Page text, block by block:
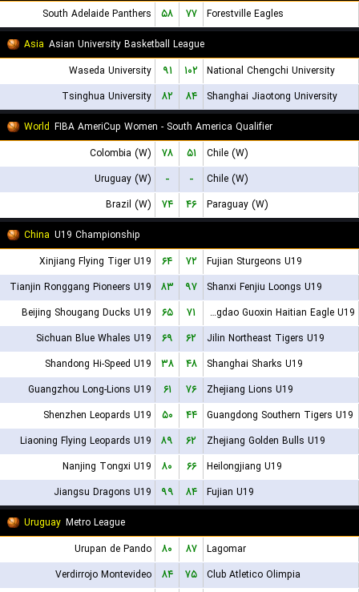
South Adelaide Panthers
۵۸ ۷۷
Forestville Eagles
Asia Asian University Basketball League
Waseda University
۹۱ ۱۰۲
National Chengchi University
Tsinghua University
۸۲ ۸۴
Shanghai Jiaotong University
World FIBA AmeriCup Women - South America Qualifier
Colombia (W)
۷۸ ۵۱
Chile (W)
Uruguay (W)
- -
Chile (W)
Brazil (W)
۷۴ ۴۶
Paraguay (W)
China U19 Championship
Xinjiang Flying Tiger U19
۶۴ ۷۲
Fujian Sturgeons U19
Tianjin Ronggang Pioneers U19
۸۳ ۹۷
Shanxi Fenjiu Loongs U19
Beijing Shougang Ducks U19
۶۵ ۷۱
Qingdao Guoxin Haitian Eagle U19
Sichuan Blue Whales U19
۶۹ ۶۲
Jilin Northeast Tigers U19
Shandong Hi-Speed U19
۳۸ ۴۸
Shanghai Sharks U19
Guangzhou Long-Lions U19
۶۱ ۷۶
Zhejiang Lions U19
Shenzhen Leopards U19
۵۰ ۴۴
Guangdong Southern Tigers U19
Liaoning Flying Leopards U19
۸۹ ۶۲
Zhejiang Golden Bulls U19
Nanjing Tongxi U19
۸۰ ۶۶
Heilongjiang U19
Jiangsu Dragons U19
۹۹ ۸۴
Fujian U19
Uruguay Metro League
Urupan de Pando
۸۰ ۸۷
Lagomar
Verdirrojo Montevideo
۸۴ ۷۵
Club Atletico Olimpia